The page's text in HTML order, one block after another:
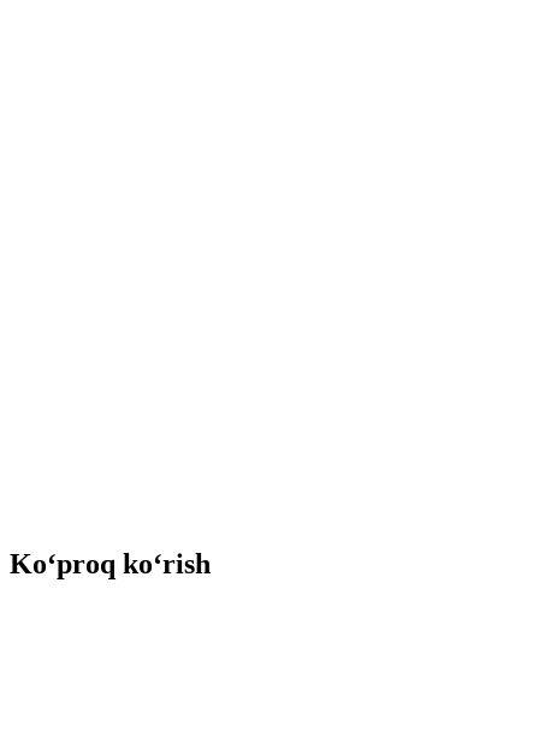
Ko‘proq ko‘rish